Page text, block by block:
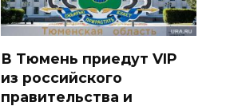
В Тюмень приедут VIP
из российского
правительства и